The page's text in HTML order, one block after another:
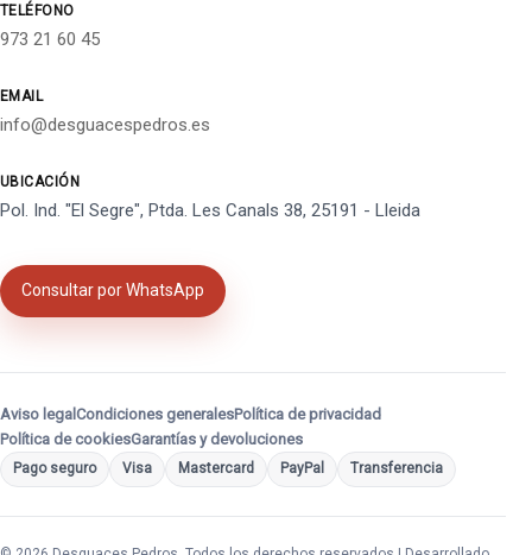
TELÉFONO
973 21 60 45
EMAIL
info@desguacespedros.es
UBICACIÓN
Pol. Ind. "El Segre", Ptda. Les Canals 38, 25191 - Lleida
Consultar por WhatsApp
Aviso legalCondiciones generalesPolítica de privacidad
Política de cookiesGarantías y devoluciones
Pago seguro Visa Mastercard PayPal Transferencia